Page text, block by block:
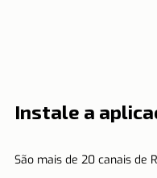
Instale a
São mais de 20 canais de